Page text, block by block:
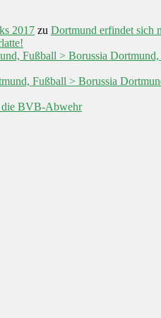
2017 zu Dortmund erfindet sich
Fußball > Borussia
Fußball > Borussia
die BVB-Abwehr